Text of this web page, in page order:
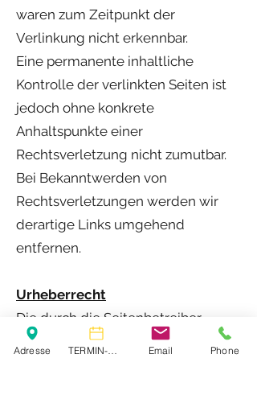
waren zum Zeitpunkt der
Verlinkung nicht erkennbar.
Eine permanente inhaltliche
Kontrolle der verlinkten Seiten ist
jedoch ohne konkrete
Anhaltspunkte einer
Rechtsverletzung nicht zumutbar.
Bei Bekanntwerden von
Rechtsverletzungen werden wir
derartige Links umgehend
entfernen.
Urheberrecht
Die durch die Seitenbetreiber
erstellten Inhalte und Werke auf
Adresse Email Phone